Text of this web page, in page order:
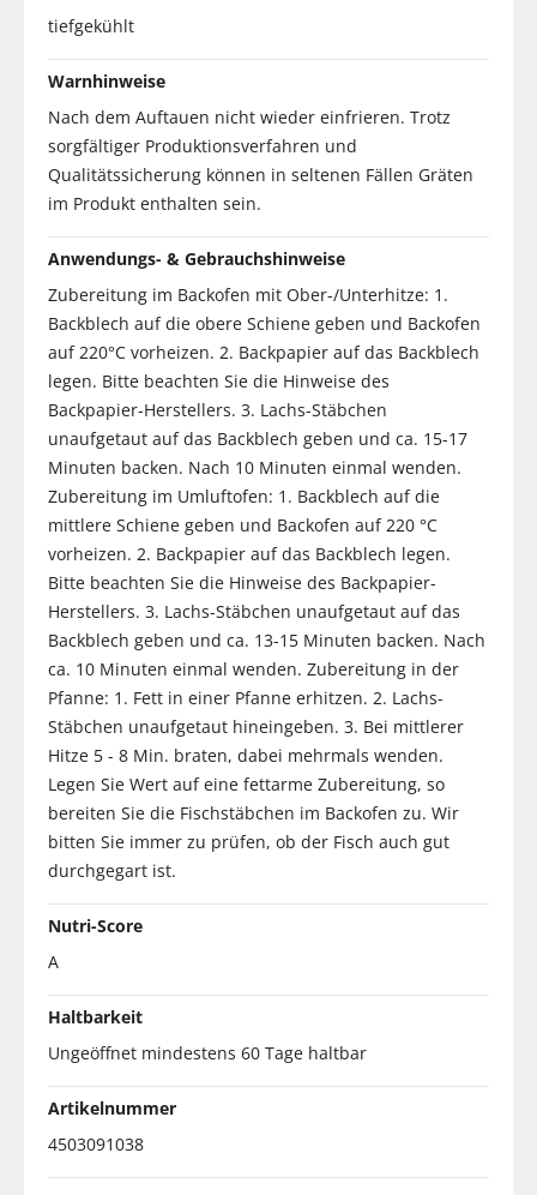
tiefgekühlt
Warnhinweise
Nach dem Auftauen nicht wieder einfrieren. Trotz
sorgfältiger Produktionsverfahren und
Qualitätssicherung können in seltenen Fällen Gräten
im Produkt enthalten sein.
Anwendungs- & Gebrauchshinweise
Zubereitung im Backofen mit Ober-/Unterhitze: 1.
Backblech auf die obere Schiene geben und Backofen
auf 220°C vorheizen. 2. Backpapier auf das Backblech
legen. Bitte beachten Sie die Hinweise des
Backpapier-Herstellers. 3. Lachs-Stäbchen
unaufgetaut auf das Backblech geben und ca. 15-17
Minuten backen. Nach 10 Minuten einmal wenden.
Zubereitung im Umluftofen: 1. Backblech auf die
mittlere Schiene geben und Backofen auf 220 °C
vorheizen. 2. Backpapier auf das Backblech legen.
Bitte beachten Sie die Hinweise des Backpapier-
Herstellers. 3. Lachs-Stäbchen unaufgetaut auf das
Backblech geben und ca. 13-15 Minuten backen. Nach
ca. 10 Minuten einmal wenden. Zubereitung in der
Pfanne: 1. Fett in einer Pfanne erhitzen. 2. Lachs-
Stäbchen unaufgetaut hineingeben. 3. Bei mittlerer
Hitze 5 - 8 Min. braten, dabei mehrmals wenden.
Legen Sie Wert auf eine fettarme Zubereitung, so
bereiten Sie die Fischstäbchen im Backofen zu. Wir
bitten Sie immer zu prüfen, ob der Fisch auch gut
durchgegart ist.
Nutri-Score
A
Haltbarkeit
Ungeöffnet mindestens 60 Tage haltbar
Artikelnummer
4503091038